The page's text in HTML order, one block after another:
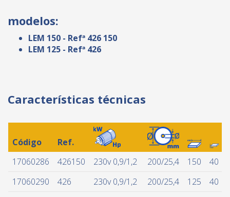
modelos:
LEM 150 - Refª 426 150
LEM 125 - Refª 426
Características técnicas
Código
Ref.
17060286
426150 230v 0,9/1,2 200/25,4 150
40
17060290
426 230v 0,9/1,2 200/25,4 125 40